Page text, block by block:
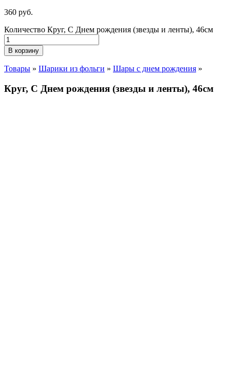
360 руб.
Количество Круг, С Днем рождения (звезды и ленты), 46см
В корзину
Товары » Шарики из фольги » Шары с днем рождения »
Круг, С Днем рождения (звезды и ленты), 46см